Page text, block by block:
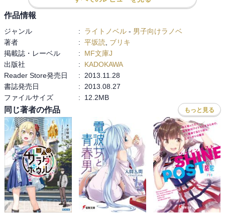
作品情報
ジャンル : ライトノベル - 男子向けラノベ
著者
: 平坂読
ブリキ
掲載誌・レーベル
:
MF文庫J
出版社
:
KADOKAWA
Reader Store発売日
:
2013.11.28
書誌発売日
:
2013.08.27
ファイルサイズ
: 12.2MB
同じ著者の作品 もっと見る